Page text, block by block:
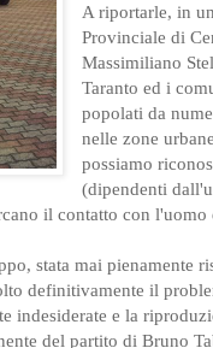
A riportarle, in
Provinciale di
Massimiliano
Taranto ed i
popolati da
nelle zone
possiamo
(dipendenti
il contatto con l'uomo
stata mai pienamente
definitivamente il
indesiderate e la
del partito di Bruno